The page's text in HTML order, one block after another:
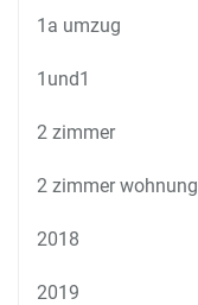
1a umzug
1und1
2 zimmer
2 zimmer wohnung
2018
2019